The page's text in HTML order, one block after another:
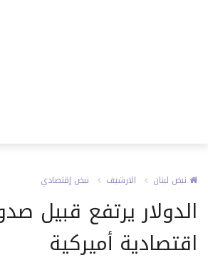
نبض لبنان الارشيف نبض إقتصادي
الدولار يرتفع قبيل
اقتصادية أميركية